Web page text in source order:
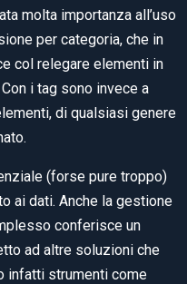
molta importanza all’uso
per categoria, che in
col relegare elementi in
i tag sono invece a
di qualsiasi genere
(forse pure troppo)
ai dati. Anche la gestione
conferisce un
ad altre soluzioni che
infatti strumenti come